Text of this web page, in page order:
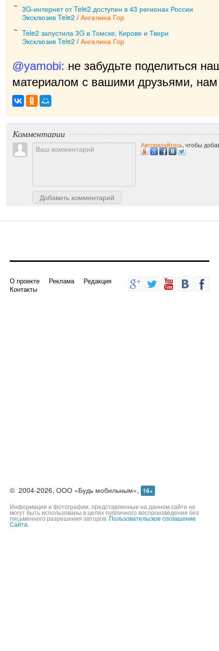
3G-интернет от Tele2 доступен в 43 регионах России
Эксклюзив Tele2 / Ангелина Гор
Tele2 запустила 3G в Томске, Кирове и Твери
Эксклюзив Tele2 / Ангелина Гор
@yamobi: не забудьте поделиться
материалом с вашими друзьями, нам
Комментарии
Добавить комментарий
Авторизуйтесь, чтобы
О проекте Реклама
Редакция
Контакты
© 2004-2026, ООО «Будь мобильным», 16+
Информация и фотографии, представленные на данном сайте не
могут быть использованы в целях публичного воспроизведения без
письменного разрешения авторов. Пользовательское соглашение
Сайта.